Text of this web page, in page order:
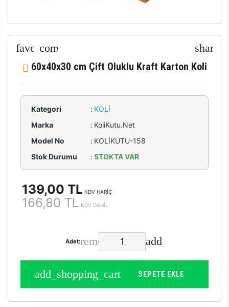
60x40x30 cm Çift Oluklu Kraft Karton Koli
Kategori : KOLI
Marka
: KoliKutu.Net
Model No
: KOLİKUTU-158
Stok Durumu
: STOKTA VAR
139,00 TL KDV HARİÇ
166,80 TL KDV DAHİL
Adet:
SEPETE EKLE